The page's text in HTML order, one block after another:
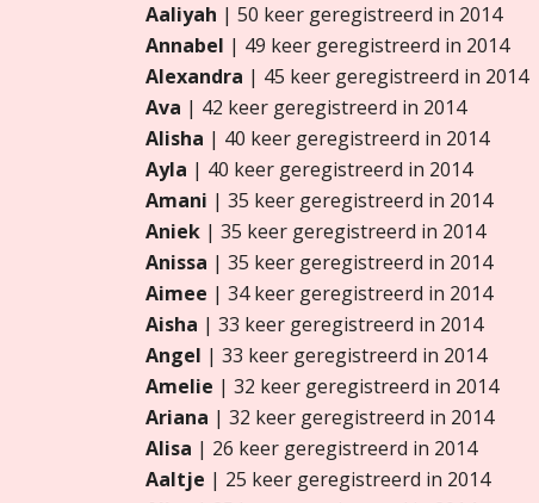
Aaliyah | 50 keer geregistreerd in 2014
Annabel | 49 keer geregistreerd in 2014
Alexandra | 45 keer geregistreerd in 2014
Ava | 42 keer geregistreerd in 2014
Alisha | 40 keer geregistreerd in 2014
Ayla | 40 keer geregistreerd in 2014
Amani | 35 keer geregistreerd in 2014
Aniek | 35 keer geregistreerd in 2014
Anissa | 35 keer geregistreerd in 2014
Aimee | 34 keer geregistreerd in 2014
Aisha | 33 keer geregistreerd in 2014
Angel | 33 keer geregistreerd in 2014
Amelie | 32 keer geregistreerd in 2014
Ariana | 32 keer geregistreerd in 2014
Alisa | 26 keer geregistreerd in 2014
Aaltje | 25 keer geregistreerd in 2014